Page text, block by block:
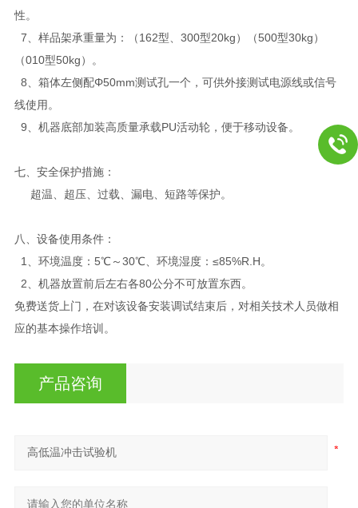
性。
7、样品架承重量为：（162型、300型20kg）（500型30kg）
（010型50kg）。
8、箱体左侧配Φ50mm测试孔一个，可供外接测试电源线或信号
线使用。
9、机器底部加装高质量承载PU活动轮，便于移动设备。
七、安全保护措施：
超温、超压、过载、漏电、短路等保护。
八、设备使用条件：
1、环境温度：5℃～30℃、环境湿度：≤85%R.H。
2、机器放置前后左右各80公分不可放置东西。
免费送货上门，在对该设备安装调试结束后，对相关技术人员做相
应的基本操作培训。
产品咨询